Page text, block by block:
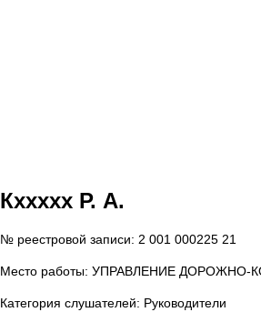
Кxxxxx Р. А.
№ реестровой записи: 2 001 000225 21
Место работы: УПРАВЛЕНИЕ
Категория слушателей: Руководители